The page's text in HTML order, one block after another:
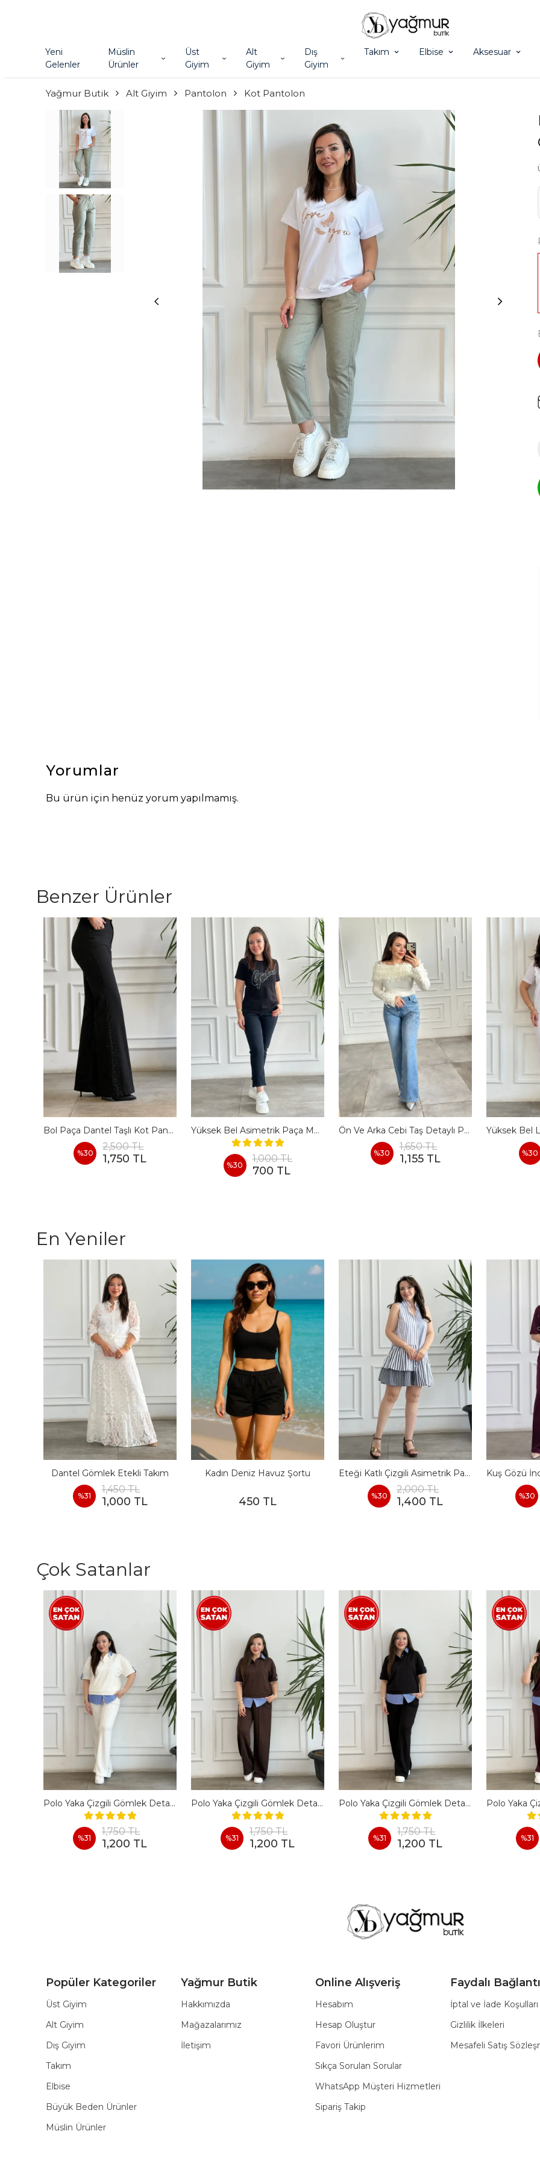
Yeni
Gelenler
Müslin
Ürünler
Üst
Giyim
Alt
Giyim
Dış
Giyim
Takım Elbise Aksesuar
Yağmur Butik Alt Giyim Pantolon Kot Pantolon
Yorumlar
Bu ürün için henüz yorum yapılmamış.
Benzer Ürünler
Bol Paça Dantel Taşlı Kot Pantolon
%30
2,500 TL
1,750 TL
Yüksek Bel Asimetrik Paça Momjean
%30
1,000 TL
700 TL
Ön Ve Arka Cebi Taş Detaylı Palazzo Kot Pantolon
%30
1,650 TL
1,155 TL %30
En Yeniler
Dantel Gömlek Etekli Takım
%31
1,450 TL
1,000 TL
Kadın Deniz Havuz Şortu
450 TL
Eteği Katlı Çizgili Asimetrik Pamuk Elbise
%30
2,000 TL
1,400 TL %30
Çok Satanlar
Polo Yaka Çizgili Gömlek Detaylı Kısa Kollu Takım - BEYAZ
%31
1,750 TL
1,200 TL
Polo Yaka Çizgili Gömlek Detaylı Kısa Kollu Takım - KAHVERENGI
%31
1,750 TL
1,200 TL
Polo Yaka Çizgili Gömlek Detaylı Kısa Kollu Takım - SIYAH
%31
1,750 TL
1,200 TL %31
Popüler Kategoriler
Üst Giyim
Alt Giyim
Dış Giyim
Takım
Elbise
Büyük Beden Ürünler
Müslin Ürünler
Yağmur Butik
Hakkımızda
Mağazalarımız
İletişim
Online Alışveriş
Hesabım
Hesap Oluştur
Favori Ürünlerim
Sıkça Sorulan Sorular
WhatsApp Müşteri Hizmetleri
Sipariş Takip
Faydalı
İptal ve İade Koşulları
Gizlilik İlkeleri
Mesafeli Satış